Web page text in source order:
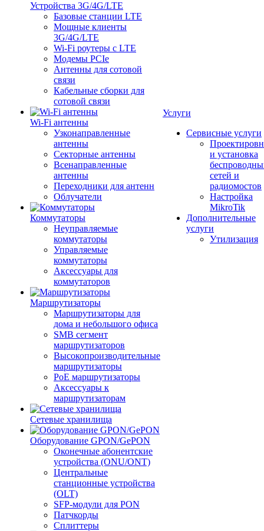
Устройства 3G/4G/LTE
Базовые станции LTE
Мощные клиенты
3G/4G/LTE
Wi-Fi роутеры с LTE
Модемы PCIe
Антенны для сотовой
связи
Кабельные сборки для
сотовой связи
Wi-Fi антенны
Узконаправленные
антенны
Секторные антенны
Всенаправленные
антенны
Переходники для антенн
Облучатели
Коммутаторы
Неуправляемые
коммутаторы
Управляемые
коммутаторы
Аксессуары для
коммутаторов
Маршрутизаторы
Маршрутизаторы для
дома и небольшого офиса
SMB сегмент
маршрутизаторов
Высокопроизводительные
маршрутизаторы
PoE маршрутизаторы
Аксессуары к
маршрутизаторам
Сетевые хранилища
Оборудование GPON/GePON
Оконечные абонентские
устройства (ONU/ONT)
Центральные
станционные устройства
(OLT)
SFP-модули для PON
Патчкорды
Сплиттеры
Услуги
Сервисные услуги
и установка
сетей и
радиомостов
Настройка
MikroTik
Дополнительные
услуги
Утилизация